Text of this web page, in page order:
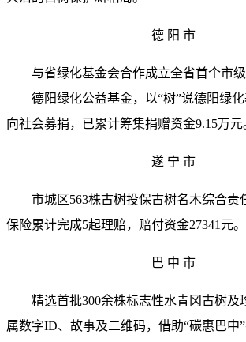
德 阳 市
与省绿化基金会合作成立全省首个市
——德阳绿化公益基金，以“树”说德阳绿化
向社会募捐，已累计筹集捐赠资金9.15万元
遂 宁 市
市城区563株古树投保古树名木综合责
保险累计完成5起理赔，赔付资金27341元。
巴 中 市
精选首批300余株标志性水青冈古树及
属数字ID、故事及二维码，借助“碳惠巴中